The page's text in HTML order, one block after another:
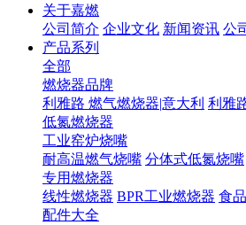
关于嘉燃
公司简介 企业文化 新闻资讯 公
产品系列
全部
燃烧器品牌
利雅路 燃气燃烧器|意大利 利雅
低氮燃烧器
工业窑炉烧嘴
耐高温燃气烧嘴 分体式低氮烧嘴
专用燃烧器
线性燃烧器 BPR工业燃烧器 食
配件大全